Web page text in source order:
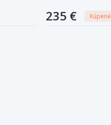
235 € Kúpené